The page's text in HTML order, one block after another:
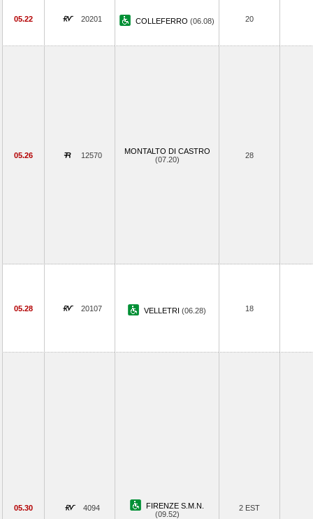
05.22 20201 COLLEFERRO (06.08) 20
05.26 12570
MONTALTO DI CASTRO
(07.20)
28
05.28 20107 VELLETRI (06.28) 18
05.30 4094
FIRENZE S.M.N.
(09.52)
2 EST